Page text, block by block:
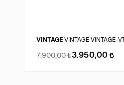
VINTAGE VINTAGE VINTAGE-
7.900,00 3.950,00